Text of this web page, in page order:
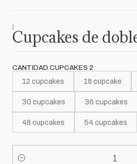
|
Cupcakes de
CANTIDAD CUPCAKES 2
12 cupcakes 18 cupcake
30 cupcakes 36 cupcakes
48 cupcakes 54 cupcakes